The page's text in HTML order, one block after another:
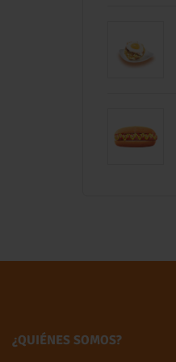
¿QUIÉNES SOMOS?